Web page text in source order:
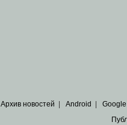
Архив новостей Android Google